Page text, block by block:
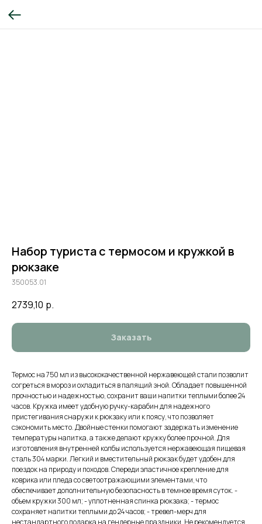
Набор туриста с термосом и кружкой в
рюкзаке
350053.01
2739,10 р.
Заказать
Термос на 750 мл из высококачественной нержавеющей стали позволит
согреться в мороз и охладиться в палящий зной. Обладает повышенной
прочностью и надежностью, сохранит ваши напитки теплыми более 24
часов. Кружка имеет удобную ручку-карабин для надежного
пристегивания снаружи к рюкзаку или к поясу, что позволяет
сэкономить место. Двойные стенки помогают задержать изменение
температуры напитка, а также делают кружку более прочной. Для
изготовления внутренней колбы используется нержавеющая пищевая
сталь 304 марки. Легкий и вместительный рюкзак будет удобен для
поездок на природу и походов. Спереди эластичное крепление для
коврика или пледа со светоотражающими элементами, что
обеспечивает дополнительную безопасность в темное время суток. -
объем кружки 300 мл; - уплотненная спинка рюкзака; - термос
сохраняет напитки теплыми до 24 часов; - тревел-мерч для